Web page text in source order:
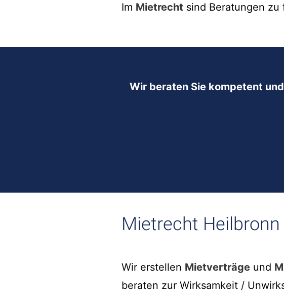
Im Mietrecht sind Beratungen
Wir beraten Sie kompetent
Mietrecht
Wir erstellen Mietverträge und
beraten zur Wirksamkeit /